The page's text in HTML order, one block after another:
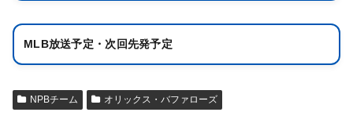
MLB放送予定・次回先発予定
NPBチーム オリックス・バファローズ